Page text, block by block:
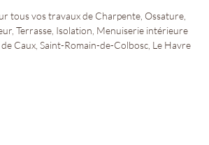
tous vos travaux de Charpente, Ossature,
Terrasse, Isolation, Menuiserie intérieure
Caux, Saint-Romain-de-Colbosc, Le Havre